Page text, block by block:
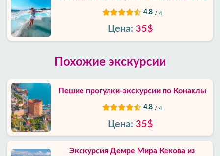
4.8 / 4
Цена: 35$
Похожие экскурсии
Пешие прогулки-экскурсии по Конаклы
4.8 / 4
Цена: 35$
Экскурсия Демре Мира Кекова из